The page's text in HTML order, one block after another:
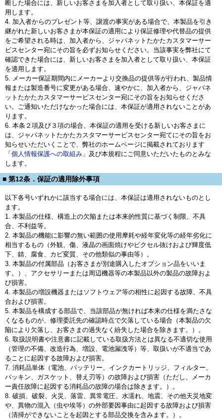
断した場合には、新しいお客さまを加入者として取り扱い、本保証を適
用します。
4. 加入者からのプレゼント等、譲渡の事実がある場合で、本製品を引き
継がれた新しいお客さまが本保証の適用により保証修理や代替品の提供
をご希望される時は、加入者から、ジャパネットたかたカスタマーサー
ビスセンター宛にその旨を必ずお知らせください。当該事実を弊社にて
確認できた場合には、新しいお客さまを加入者として取り扱い、本保証
を適用します。
5. メーカー保証期間内にメーカーより交換品の提供等が行われ、製品情
報または製造番号に変更がある場合、速やかに、加入者から、ジャパネ
ットたかたカスタマーサービスセンター宛にその旨をお知らせくださ
い。ご通知いただけなかった場合には、本保証が適用されないことがあ
ります。
6. 本条２項及び３項の場合、本保証の適用を受ける新しいお客さまに
は、ジャパネットたかたカスタマーサービスセンター宛てにその旨をお
知らせいただいくことで、弊社のホームページに掲載されております
「個人情報保護への取組み 」及び本規程にご同意いただいたものとみな
します。
■ 第12条．保証の適用除外事項
以下各号いずれかに該当する場合には、本保証は適用されないものとし
ます。
1. 本製品の仕様、構造上の欠陥または本来的性質に基づく制限、不具
合、不利益等。
2. 本製品の機能に影響の無い範囲の使用摩耗や経年変化等の経年劣化に
相当するもの（外観、傷、液晶の画面焼けやピクセル抜けおよび輝度低
下、錆、腐食、カビ変質、その他類似の事由等）。
3. 本製品の付属部品（お客さまが別途購入したオプション品をいいま
す。）、アクセサリーまたは周辺機器等の本製品以外の製品の故障およ
び損害。
4. 本製品の増設機器またはソフトウェア等の相性に起因する故障、不具
合および損害。
5. 本製品を構成する部品で、当該部品が無ければ本来の仕様を満たさな
くなるものが、修理委託先の確認時点で欠落している場合（本製品の欠
陥により欠落し、お客さまの過失なく紛失した場合を除きます。）。
6. 取扱説明書や注意書に記載している取扱方法とは異なる不適切な使用
（管理の不備、改造行為、増設、電池漏洩等）等、取扱いが不適当であ
ることに起因する故障および損害。
7. 消耗品単体（電池、バッテリー、インクカートリッジ、フィルター、
パッキン、ガスケット、替え刃等）の故障および損害（ただし、メーカ
ー責任故障に起因する消耗品の故障の場合は除きます。）。
8. 破損、破裂、火災、落雷、異常電圧、水濡れ、地震、その他天災地変
や、異物の混入（虫や埃等）の外部要因事由に起因する故障および損害
（清掃ができないことを起因とする部品交換を含みます。）。